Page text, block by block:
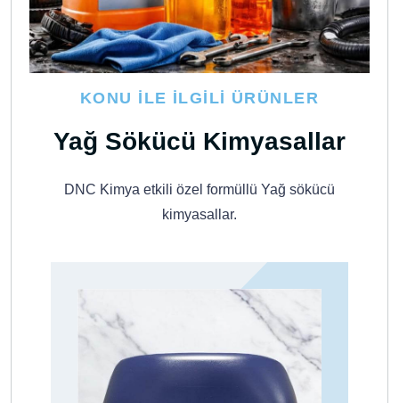
KONU İLE İLGILI ÜRÜNLER
Yağ Sökücü Kimyasallar
DNC Kimya etkili özel formüllü Yağ sökücü
kimyasallar.